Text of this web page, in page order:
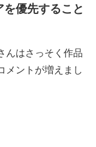
優先すること
んはさっそく作品
ントが増えまし